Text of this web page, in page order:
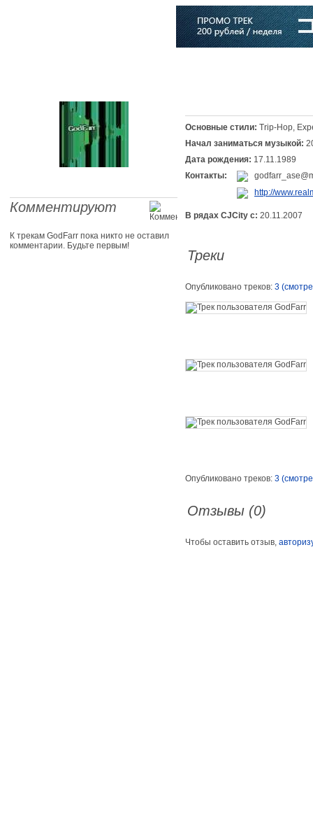
Комментируют
К трекам GodFarr пока никто не оставил
комментарии. Будьте первым!
Основные стили: Trip-Hop,
Начал заниматься музыкой:
Дата рождения: 17.11.1989
Контакты:
http://
В рядах CJCity с: 20.11.2007
Треки
Опубликовано треков: 3
Опубликовано треков: 3
Отзывы (0)
Чтобы оставить отзыв,